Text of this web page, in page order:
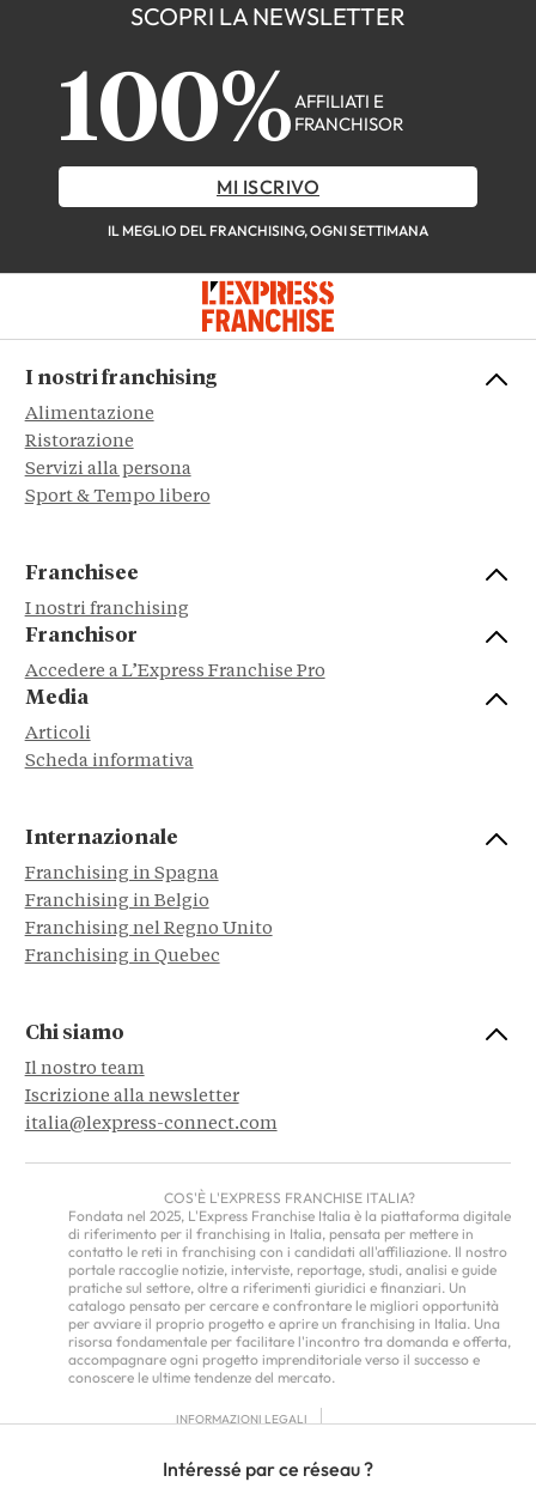
Intéressé par ce réseau ?
SCOPRI LA NEWSLETTER
100% AFFILIATI E
FRANCHISOR
MI ISCRIVO
IL MEGLIO DEL FRANCHISING, OGNI SETTIMANA
I nostri franchising
Alimentazione
Ristorazione
Servizi alla persona
Sport & Tempo libero
Franchisee
I nostri franchising
Franchisor
Accedere a L’Express Franchise Pro
Media
Articoli
Scheda informativa
Internazionale
Franchising in Spagna
Franchising in Belgio
Franchising nel Regno Unito
Franchising in Quebec
Chi siamo
Il nostro team
Iscrizione alla newsletter
italia@lexpress-connect.com
COS'È L'EXPRESS FRANCHISE ITALIA?
Fondata nel 2025, L'Express Franchise Italia è la piattaforma digitale
di riferimento per il franchising in Italia, pensata per mettere in
contatto le reti in franchising con i candidati all'affiliazione. Il nostro
portale raccoglie notizie, interviste, reportage, studi, analisi e guide
pratiche sul settore, oltre a riferimenti giuridici e finanziari. Un
catalogo pensato per cercare e confrontare le migliori opportunità
per avviare il proprio progetto e aprire un franchising in Italia. Una
risorsa fondamentale per facilitare l'incontro tra domanda e offerta,
accompagnare ogni progetto imprenditoriale verso il successo e
conoscere le ultime tendenze del mercato.
INFORMAZIONI LEGALI
INFORMATIVA SULLA PRIVACY